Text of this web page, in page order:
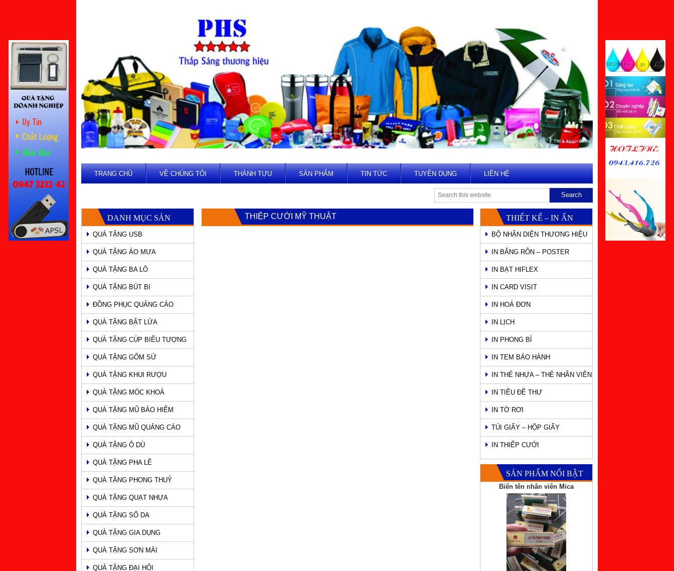
TRANG CHỦ VỀ CHÚNG TÔI THÀNH TỰU SẢN PHẨM TIN TỨC TUYỂN DỤNG LIÊN HỆ
THIỆP CƯỚI MỸ THUẬT THIẾT KẾ – IN ẤN
BỘ NHẬN DIỆN THƯƠNG HIỆU
IN BĂNG RÔN – POSTER
IN BẠT HIFLEX
IN CARD VISIT
IN HOÁ ĐƠN
IN LỊCH
IN PHONG BÌ
IN TEM BẢO HÀNH
IN THẺ NHỰA – THẺ NHÂN VIÊN
IN TIÊU ĐỀ THƯ
IN TỜ RƠI
TÚI GIẤY – HỘP GIẤY
IN THIẾP CƯỚI
SẢN PHẨM NỔI BẬT
Biển tên nhân viên Mica
DANH MỤC SẢN
PHẨM
QUÀ TẶNG USB
QUÀ TẶNG ÁO MƯA
QUÀ TẶNG BA LÔ
QUÀ TẶNG BÚT BI
ĐỒNG PHỤC QUẢNG CÁO
QUÀ TẶNG BẬT LỬA
QUÀ TẶNG CÚP BIỂU TƯỢNG
QUÀ TẶNG GỐM SỨ
QUÀ TẶNG KHUI RƯỢU
QUÀ TẶNG MÓC KHOÁ
QUÀ TẶNG MŨ BẢO HIỂM
QUÀ TẶNG MŨ QUẢNG CÁO
QUÀ TẶNG Ô DÙ
QUÀ TẶNG PHA LÊ
QUÀ TẶNG PHONG THUỶ
QUÀ TẶNG QUẠT NHỰA
QUÀ TẶNG SỔ DA
QUÀ TẶNG GIA DỤNG
QUÀ TẶNG SƠN MÀI
QUÀ TẶNG ĐẠI HỘI